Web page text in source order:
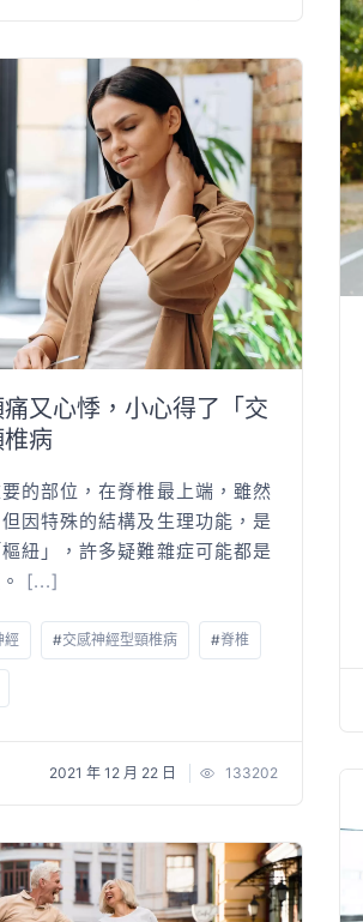
又心悸，小心得了「交
病
的部位，在脊椎最上端，雖然
因特殊的結構及生理功能，是
紐」，許多疑難雜症可能都是
[...]
經 #交感神經型頸椎病 #脊椎
2021 年 12 月 22 日 133202